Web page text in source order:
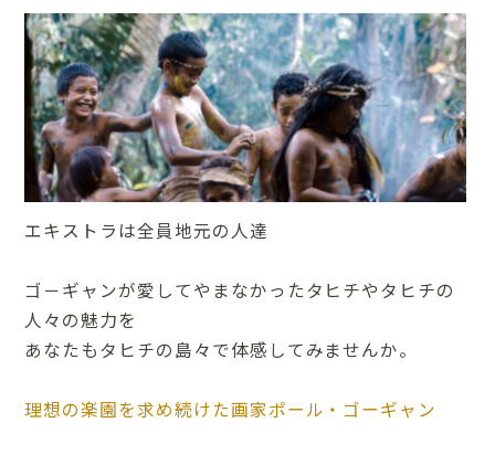
エキストラは全員地元の人達
ゴ－ギャンが愛してやまなかったタヒチやタヒチの
人々の魅力を
あなたもタヒチの島々で体感してみませんか。
理想の楽園を求め続けた画家ポール・ゴーギャン